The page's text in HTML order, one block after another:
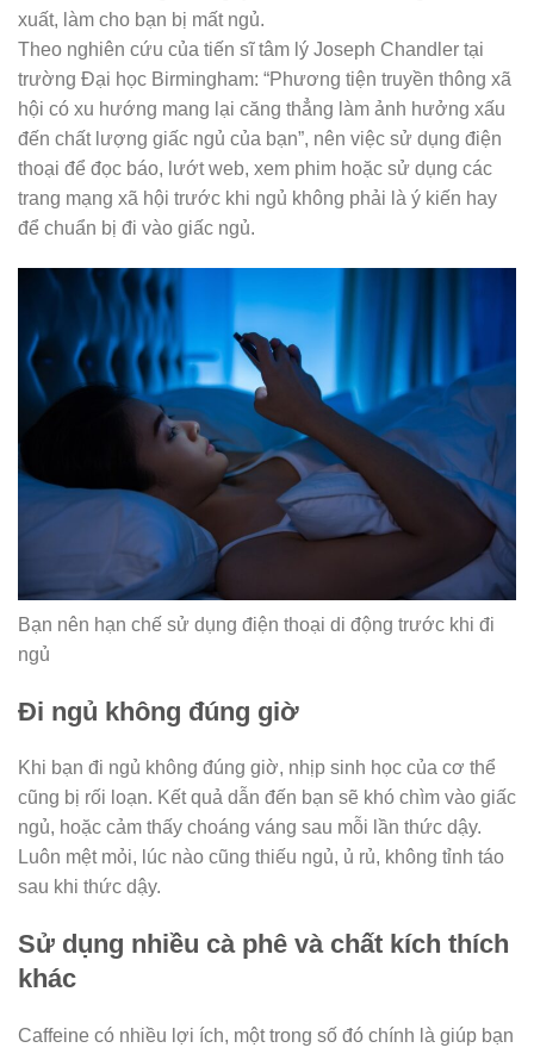
xuất, làm cho bạn bị mất ngủ.
Theo nghiên cứu của tiến sĩ tâm lý Joseph Chandler tại
trường Đại học Birmingham: “Phương tiện truyền thông xã
hội có xu hướng mang lại căng thẳng làm ảnh hưởng xấu
đến chất lượng giấc ngủ của bạn”, nên việc sử dụng điện
thoại để đọc báo, lướt web, xem phim hoặc sử dụng các
trang mạng xã hội trước khi ngủ không phải là ý kiến hay
để chuẩn bị đi vào giấc ngủ.
Bạn nên hạn chế sử dụng điện thoại di động trước khi đi
ngủ
Đi ngủ không đúng giờ
Khi bạn đi ngủ không đúng giờ, nhịp sinh học của cơ thể
cũng bị rối loạn. Kết quả dẫn đến bạn sẽ khó chìm vào giấc
ngủ, hoặc cảm thấy choáng váng sau mỗi lần thức dậy.
Luôn mệt mỏi, lúc nào cũng thiếu ngủ, ủ rủ, không tỉnh táo
sau khi thức dậy.
Sử dụng nhiều cà phê và chất kích thích
khác
Caffeine có nhiều lợi ích, một trong số đó chính là giúp bạn